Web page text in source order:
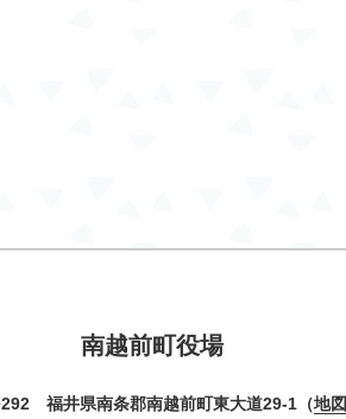
南越前町役場
福井県南条郡南越前町東大道29-1（地図